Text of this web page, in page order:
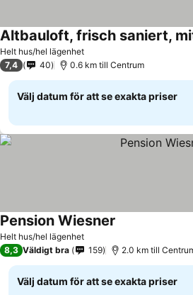
Helt hus/hel lägenhet
Altbauloft, frisch saniert,
7,4 40 0.6 km till Centrum
Välj datum för att se exakta priser
Helt hus/hel lägenhet
Pension Wiesner
8,3 Väldigt bra 159 2.0 km till
Välj datum för att se exakta priser